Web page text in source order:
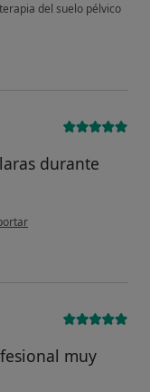
del suelo pélvico
durante
del usuario Rebeca
muy